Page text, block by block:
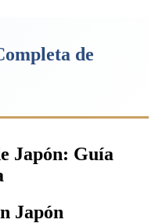
de
Japón: Guía
Japón